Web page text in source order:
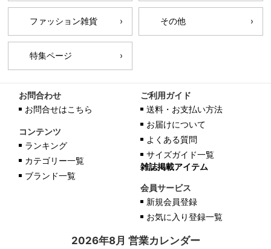
ファッション雑貨 その他
特集ページ
お問合わせ
お問合せはこちら
コンテンツ
ランキング
カテゴリー一覧
ブランド一覧
ご利用ガイド
送料・お支払い方法
お届けについて
よくある質問
サイズガイド一覧
雑誌掲載アイテム
会員サービス
新規会員登録
お気に入り登録一覧
2026年8月 営業カレンダー